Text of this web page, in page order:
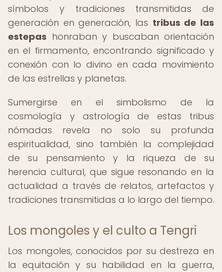
símbolos y tradiciones transmitidas de
generación en generación, las tribus de las
estepas honraban y buscaban orientación
en el firmamento, encontrando significado y
conexión con lo divino en cada movimiento
de las estrellas y planetas.
Sumergirse en el simbolismo de la
cosmología y astrología de estas tribus
nómadas revela no solo su profunda
espiritualidad, sino también la complejidad
de su pensamiento y la riqueza de su
herencia cultural, que sigue resonando en la
actualidad a través de relatos, artefactos y
tradiciones transmitidas a lo largo del tiempo.
Los mongoles y el culto a Tengri
Los mongoles, conocidos por su destreza en
la equitación y su habilidad en la guerra,